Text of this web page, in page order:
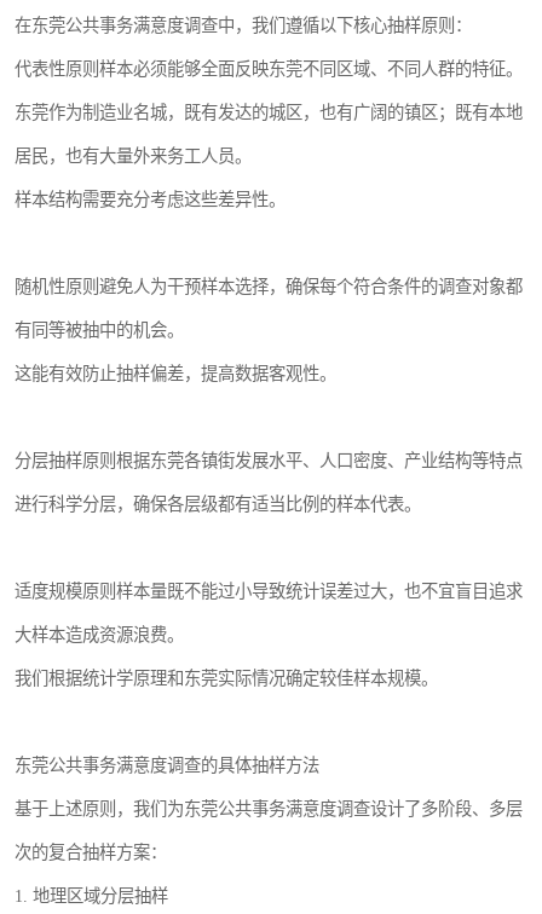
在东莞公共事务满意度调查中，我们遵循以下核心抽样原则：
代表性原则样本必须能够全面反映东莞不同区域、不同人群的特征。
东莞作为制造业名城，既有发达的城区，也有广阔的镇区；既有本地
居民，也有大量外来务工人员。
样本结构需要充分考虑这些差异性。
随机性原则避免人为干预样本选择，确保每个符合条件的调查对象都
有同等被抽中的机会。
这能有效防止抽样偏差，提高数据客观性。
分层抽样原则根据东莞各镇街发展水平、人口密度、产业结构等特点
进行科学分层，确保各层级都有适当比例的样本代表。
适度规模原则样本量既不能过小导致统计误差过大，也不宜盲目追求
大样本造成资源浪费。
我们根据统计学原理和东莞实际情况确定较佳样本规模。
东莞公共事务满意度调查的具体抽样方法
基于上述原则，我们为东莞公共事务满意度调查设计了多阶段、多层
次的复合抽样方案：
1. 地理区域分层抽样